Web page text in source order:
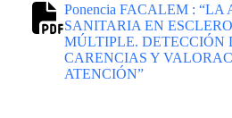
Ponencia FACALEM : “LA
SANITARIA EN
MÚLTIPLE. DETECCIÓN
CARENCIAS Y
ATENCIÓN”